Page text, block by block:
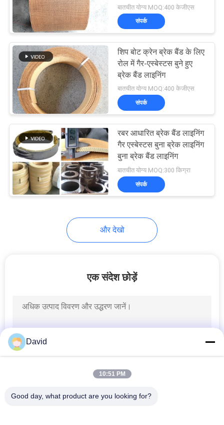
सील की अंगूठी गैसकेट
10
एस्बेस्टस फ्री ब्रेक
लाइनिंग
घर्षण सामग्री शीट
ब्रेक बैंड अस्तर
11
बातचीत योग्य MOQ:400 केजीएस
संपर्क
शिप बोट क्रेन ब्रेक बैंड के लिए
रोल में गैर-एस्बेस्टस बुने हुए
ब्रेक बैंड लाइनिंग
बातचीत योग्य MOQ:400 केजीएस
संपर्क
रबर आधारित ब्रेक बैंड लाइनिंग
गैर एस्बेस्टस बुना ब्रेक लाइनिंग
बुना ब्रेक बैंड लाइनिंग
बातचीत योग्य MOQ:300 किग्रा
संपर्क
और देखो
एक संदेश छोड़ें
David
10:51 PM
Good day, what product are you looking for?